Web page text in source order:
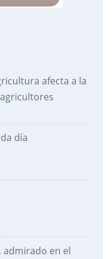
afecta a la
día
admirado en el